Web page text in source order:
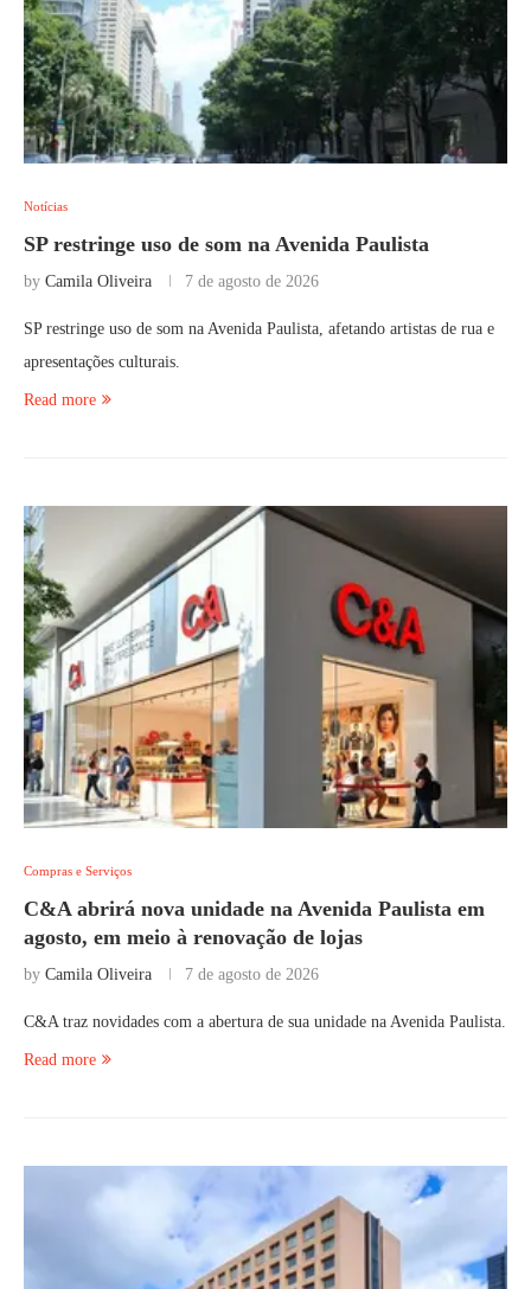
Notícias
SP restringe uso de som na Avenida Paulista
by Camila Oliveira 7 de agosto de 2026
SP restringe uso de som na Avenida Paulista, afetando artistas de rua e
apresentações culturais.
Read more
Compras e Serviços
C&A abrirá nova unidade na Avenida Paulista em
agosto, em meio à renovação de lojas
by Camila Oliveira 7 de agosto de 2026
C&A traz novidades com a abertura de sua unidade na Avenida Paulista.
Read more